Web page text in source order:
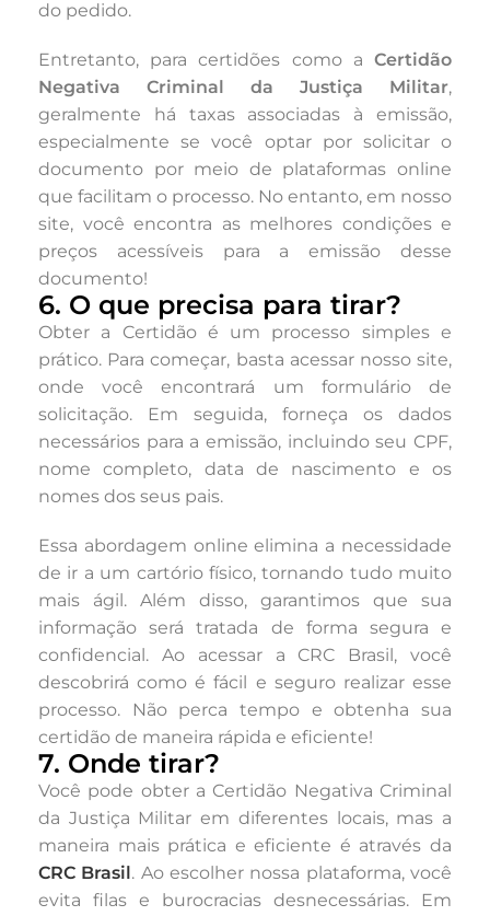
do pedido.
Entretanto, para certidões como a Certidão
Negativa Criminal da Justiça Militar,
geralmente há taxas associadas à emissão,
especialmente se você optar por solicitar o
documento por meio de plataformas online
que facilitam o processo. No entanto, em nosso
site, você encontra as melhores condições e
preços acessíveis para a emissão desse
documento!
6. O que precisa para tirar?
Obter a Certidão é um processo simples e
prático. Para começar, basta acessar nosso site,
onde você encontrará um formulário de
solicitação. Em seguida, forneça os dados
necessários para a emissão, incluindo seu CPF,
nome completo, data de nascimento e os
nomes dos seus pais.
Essa abordagem online elimina a necessidade
de ir a um cartório físico, tornando tudo muito
mais ágil. Além disso, garantimos que sua
informação será tratada de forma segura e
confidencial. Ao acessar a CRC Brasil, você
descobrirá como é fácil e seguro realizar esse
processo. Não perca tempo e obtenha sua
certidão de maneira rápida e eficiente!
7. Onde tirar?
Você pode obter a Certidão Negativa Criminal
da Justiça Militar em diferentes locais, mas a
maneira mais prática e eficiente é através da
CRC Brasil. Ao escolher nossa plataforma, você
evita filas e burocracias desnecessárias. Em